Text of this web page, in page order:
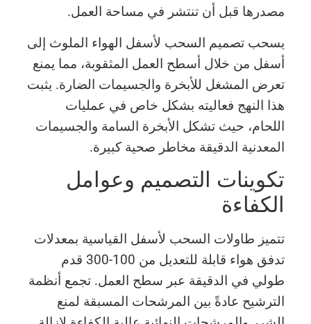
مصدرها قبل أن تنتشر في مساحة العمل.
يسحب تصميم السحب لأسفل الهواء الملوث إلى
أسفل من خلال أسطح العمل المثقوبة، مما يمنع
تعرض المشغل للأبخرة والجسيمات الضارة. يثبت
هذا النهج فعاليته بشكل خاص في عمليات
اللحام، حيث تشكل الأبخرة السامة والجسيمات
المعدنية الدقيقة مخاطر صحية كبيرة.
تكوينات التصميم وعوامل
الكفاءة
تتميز طاولات السحب لأسفل القياسية بمعدلات
تدفق هواء قابلة للتعديل من 100-300 قدم
طولي في الدقيقة عبر سطح العمل. تجمع أنظمة
الترشيح عادةً بين المرشحات المسبقة لمنع